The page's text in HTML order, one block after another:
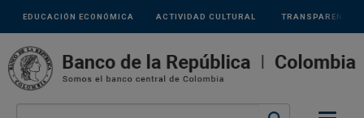
Pasar al contenido principal
Links
secundarios
ACTIVIDAD CULTURAL
EDUCACIÓN ECONÓMICA TRANSPARENCIA